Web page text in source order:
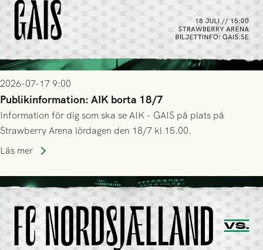
2026-07-17 9:00
Publikinformation: AIK borta 18/7
Information för dig som ska se AIK - GAIS på plats på
Strawberry Arena lördagen den 18/7 kl 15.00.
Läs mer